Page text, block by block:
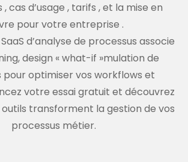
,cas d’usage , tarifs ,et la mise en
pour votre entreprise .
d’analyse de processus associe
design « what-if »mulation de
pour optimiser vos workflows et
votre essai gratuit et découvrez
transforment la gestion de vos
processus métier.